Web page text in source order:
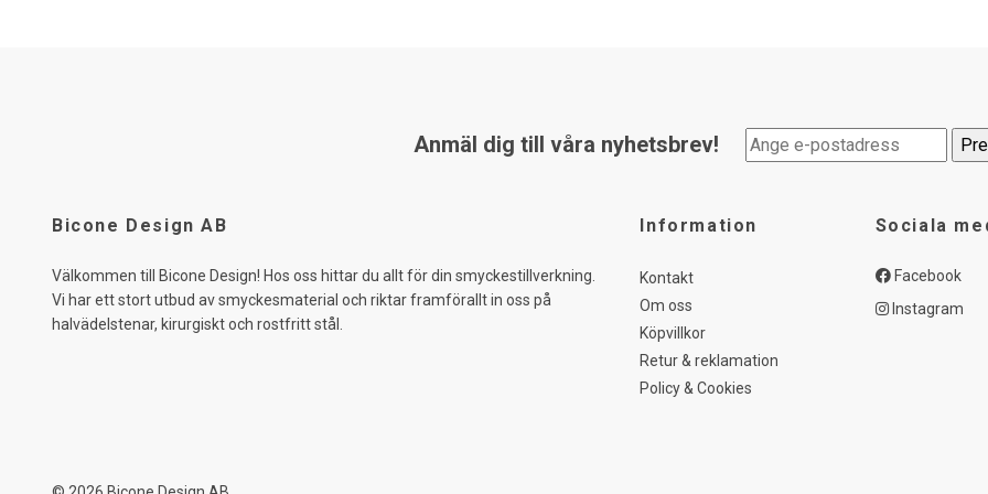
Anmäl dig till våra nyhetsbrev!
Bicone Design AB
Välkommen till Bicone Design! Hos oss hittar du allt för din smyckestillverkning.
Vi har ett stort utbud av smyckesmaterial och riktar framförallt in oss på
halvädelstenar, kirurgiskt och rostfritt stål.
Information
Kontakt
Om oss
Köpvillkor
Retur & reklamation
Policy & Cookies
Sociala
Facebook
Instagram